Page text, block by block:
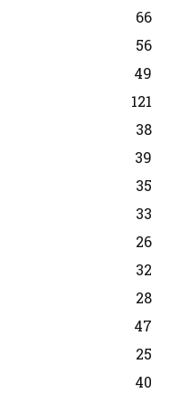
66
56
49
121
38
39
35
33
26
32
28
47
25
40